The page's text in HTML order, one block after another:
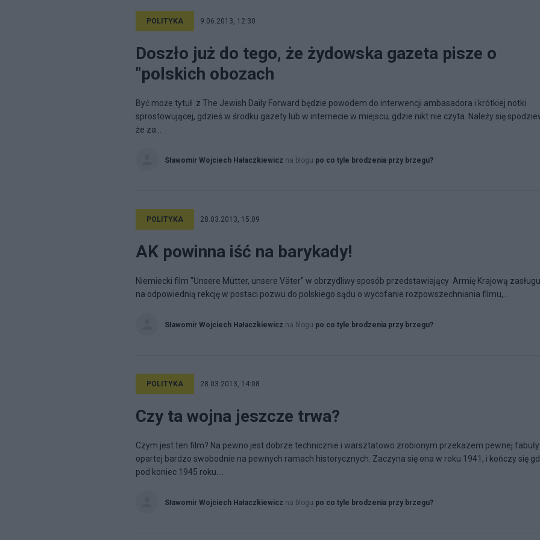
POLITYKA 9.06.2013, 12:30
Doszło już do tego, że żydowska gazeta pisze o
"polskich obozach
Być może tytuł z The Jewish Daily Forward będzie powodem do interwencji ambasadora i krótkiej notki
sprostowującej, gdzieś w środku gazety lub w internecie w miejscu, gdzie nikt nie czyta. Należy się
że za...
Sławomir Wojciech Hałaczkiewicz na blogu po co tyle brodzenia przy brzegu?
POLITYKA 28.03.2013, 15:09
AK powinna iść na barykady!
Niemiecki film "Unsere Mütter, unsere Väter" w obrzydliwy sposób przedstawiający Armię Krajową
na odpowiednią rekcję w postaci pozwu do polskiego sądu o wycofanie rozpowszechniania filmu,...
Sławomir Wojciech Hałaczkiewicz na blogu po co tyle brodzenia przy brzegu?
POLITYKA 28.03.2013, 14:08
Czy ta wojna jeszcze trwa?
Czym jest ten film? Na pewno jest dobrze technicznie i warsztatowo zrobionym przekazem pewnej fabuły
opartej bardzo swobodnie na pewnych ramach historycznych. Zaczyna się ona w roku 1941, i kończy się
pod koniec 1945 roku....
Sławomir Wojciech Hałaczkiewicz na blogu po co tyle brodzenia przy brzegu?